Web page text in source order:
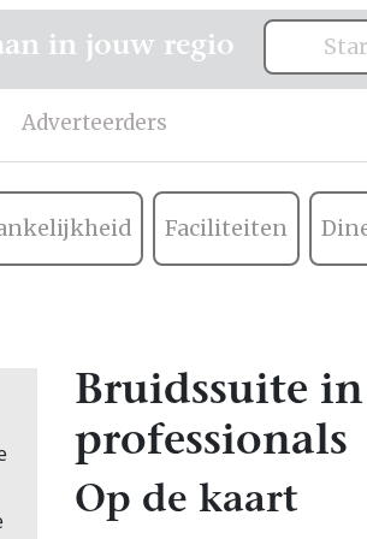
Adverteerders
in jouw regio
Faciliteiten
Bruidssuite
professionals
Op de kaart